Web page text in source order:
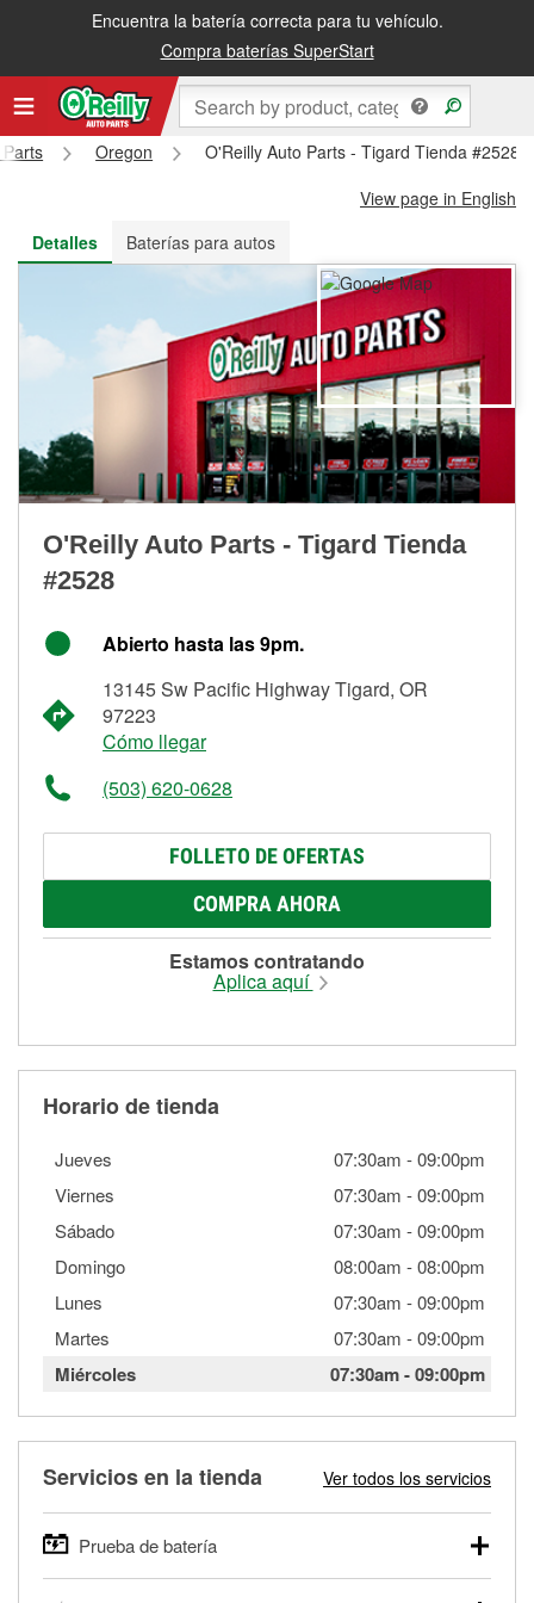
Encuentra la batería correcta para tu vehículo.
Compra baterías SuperStart
Recibe tu orden gratis al día siguiente o recógela en la tienda
Oregon
O'Reilly Auto Parts - Tigard Tienda #2528
View page in English
Detalles
Baterías para autos
O'Reilly Auto Parts - Tigard Tienda
#2528
Abierto hasta las 9pm.
13145 Sw Pacific Highway Tigard, OR
97223
Cómo llegar
(503) 620-0628
FOLLETO DE OFERTAS
COMPRA AHORA
Estamos contratando
Aplica aquí
Horario de tienda
Jueves 07:30am -09:00pm
Viernes
07:30am -09:00pm
Sábado
07:30am -09:00pm
Domingo
08:00am -08:00pm
Lunes
07:30am -09:00pm
Martes
07:30am -09:00pm
Miércoles 07:30am-09:00pm
Servicios en la tienda Ver todos los servicios
Prueba de batería